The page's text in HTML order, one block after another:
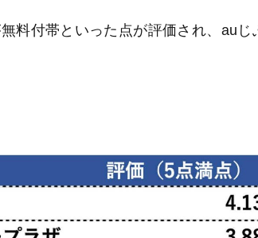
料付帯といった点が評価され、auじ